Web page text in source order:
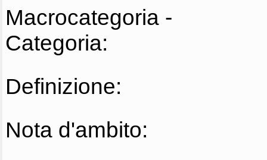
Macrocategoria -
Categoria:
Definizione:
Nota d'ambito: